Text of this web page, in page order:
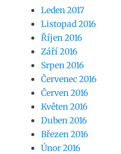
Leden 2017
Listopad 2016
Říjen 2016
Září 2016
Srpen 2016
Červenec 2016
Červen 2016
Květen 2016
Duben 2016
Březen 2016
Únor 2016